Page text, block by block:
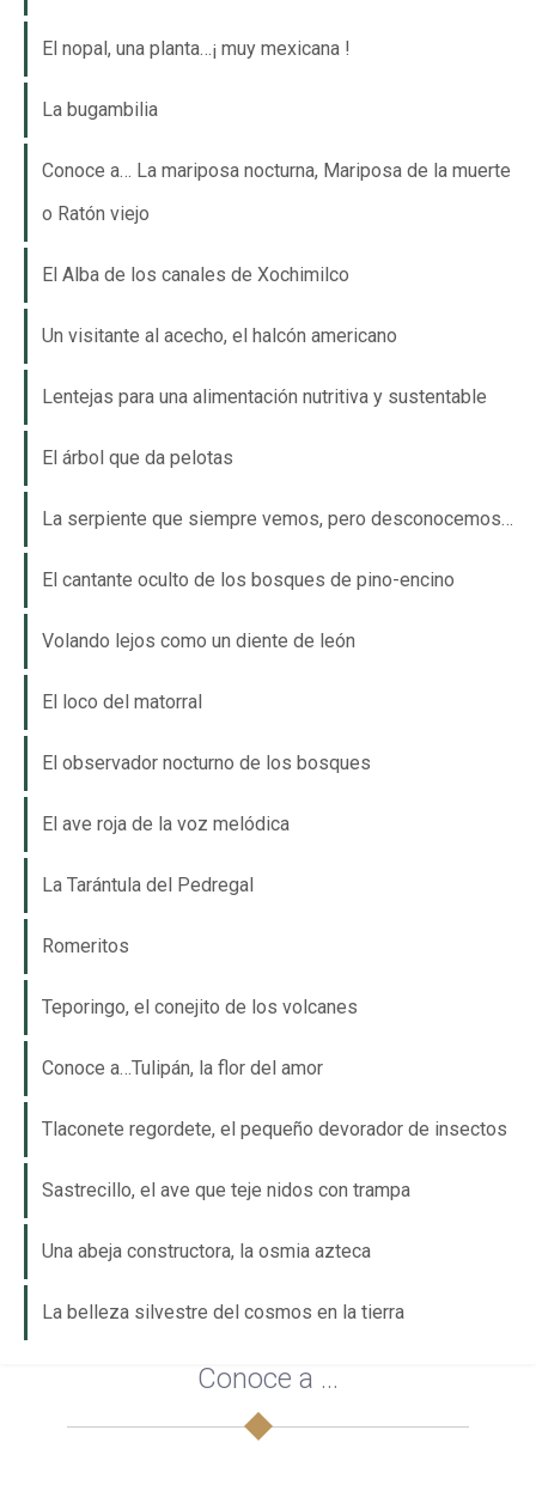
El nopal, una planta…¡ muy mexicana !
La bugambilia
Conoce a… La mariposa nocturna, Mariposa de la muerte
o Ratón viejo
El Alba de los canales de Xochimilco
Un visitante al acecho, el halcón americano
Lentejas para una alimentación nutritiva y sustentable
El árbol que da pelotas
La serpiente que siempre vemos, pero desconocemos…
El cantante oculto de los bosques de pino-encino
Volando lejos como un diente de león
El loco del matorral
El observador nocturno de los bosques
El ave roja de la voz melódica
La Tarántula del Pedregal
Romeritos
Teporingo, el conejito de los volcanes
Conoce a…Tulipán, la flor del amor
Tlaconete regordete, el pequeño devorador de insectos
Sastrecillo, el ave que teje nidos con trampa
Una abeja constructora, la osmia azteca
La belleza silvestre del cosmos en la tierra
Conoce a ...